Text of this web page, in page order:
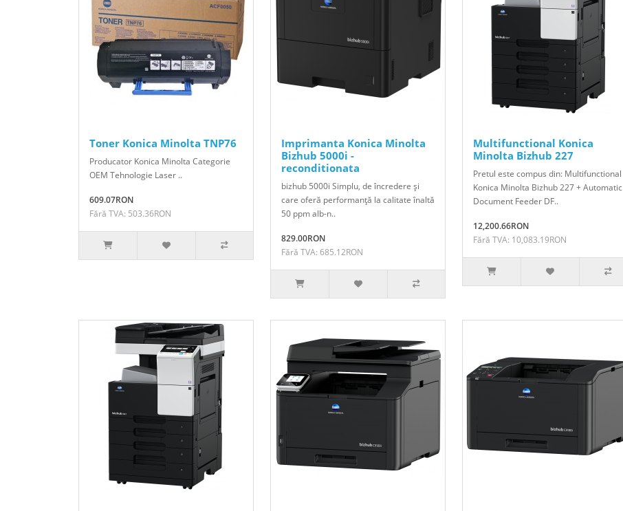
Toner Konica Minolta TNP76
Producator Konica Minolta Categorie
OEM Tehnologie Laser ..
609.07RON
Fără TVA: 503.36RON
Imprimanta Konica Minolta
Bizhub 5000i -
reconditionata
bizhub 5000i Simplu, de încredere şi
care oferă performanţă la calitate înaltă
50 ppm alb-n..
829.00RON
Fără TVA: 685.12RON
Multifunctional Konica
Minolta Bizhub 227
Pretul este compus din: Multifunctional
Konica Minolta Bizhub 227 + Automatic
Document Feeder DF..
12,200.66RON
Fără TVA: 10,083.19RON